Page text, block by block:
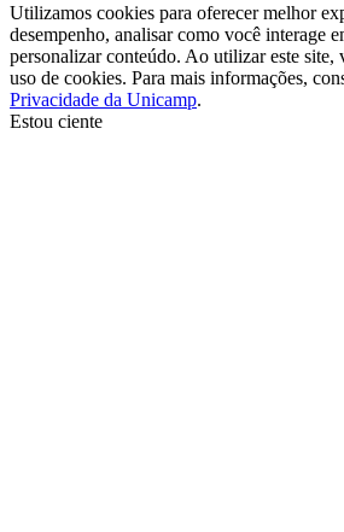
Utilizamos cookies para oferecer melhor
desempenho, analisar como você interage
personalizar conteúdo. Ao utilizar este site,
uso de cookies. Para mais informações,
Privacidade da Unicamp.
Estou ciente